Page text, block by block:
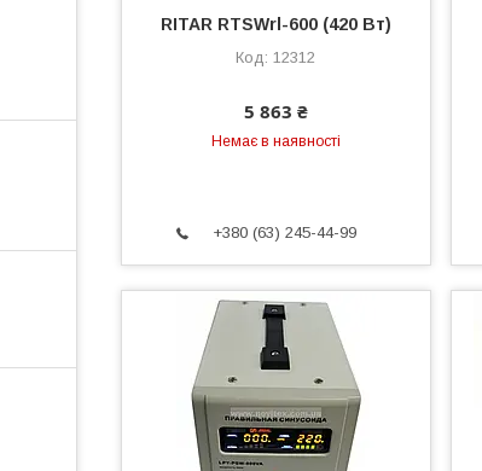
RITAR RTSWrl-600 (420 Вт)
12312
5 863 ₴
Немає в наявності
+380 (63) 245-44-99